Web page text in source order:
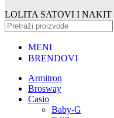
LOLITA SATOVI I NAKIT
MENI
BRENDOVI
Armitron
Brosway
Casio
Baby-G